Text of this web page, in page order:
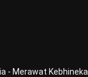
- Merawat